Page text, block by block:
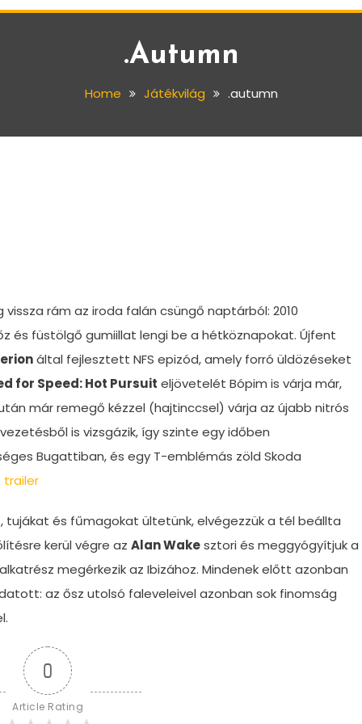
.autumn
Home Játékvilág .autumn
rám az iroda falán csüngő naptárból: 2010
és füstölgő gumiillat lengi be a hétköznapokat. Újfent
által fejlesztett NFS epizód, amely forró üldözéseket
for Speed: Hot Pursuit eljövetelét Bópim is várja már,
már remegő kézzel (hajtinccsel) várja az újabb nitrós
is vizsgázik, így szinte egy időben
Bugattiban, és egy T-emblémás zöld Skoda
trailer
és fűmagokat ültetünk, elvégezzük a tél beállta
kerül végre az Alan Wakesztori és meggyógyítjuk a
megérkezik az Ibizához. Mindenek előtt azonban
az ősz utolsó faleveleivel azonban sok finomság
0
Article Rating